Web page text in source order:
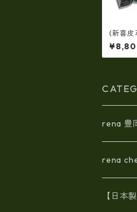
(新喜皮
ードバ
キーミ
製 tt-
rena 豊
rena
【日本